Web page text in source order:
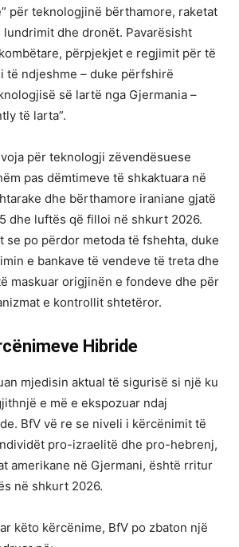
për teknologjinë bërthamore, raketat
lundrimit dhe dronët. Pavarësisht
përpjekjet e regjimit për të
të ndjeshme – duke përfshirë
së lartë nga Gjermania –
të larta”.
për teknologji zëvendësuese
pas dëmtimeve të shkaktuara në
dhe bërthamore iraniane gjatë
dhe luftës që filloi në shkurt 2026.
se po përdor metoda të fshehta, duke
e bankave të vendeve të treta dhe
maskuar origjinën e fondeve dhe për
e kontrollit shtetëror.
Hibride
mjedisin aktual të sigurisë si një ku
e më e ekspozuar ndaj
BfV vë re se niveli i kërcënimit të
pro-izraelitë dhe pro-hebrenj,
amerikane në Gjermani, është rritur
në shkurt 2026.
këto kërcënime, BfV po zbaton një